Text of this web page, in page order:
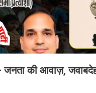
– जनता की आवाज़,